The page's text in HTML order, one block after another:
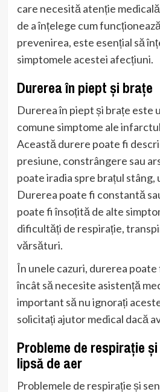
care necesită atenție
de a înțelege cum
prevenirea, este esențial să
simptomele acestei afecțiuni.
Durerea în piept și brațe
Durerea în piept și brațe este
comune simptome ale
Această durere poate fi
presiune, constrângere sau
poate iradia spre brațul stâng,
Durerea poate fi constantă
poate fi însoțită de alte
dificultăți de respirație,
vărsături.
În unele cazuri, durerea
încât să necesite asistență
important să nu ignorați
solicitați ajutor medical dacă
Probleme de respirație
lipsă de aer
Problemele de respirație și